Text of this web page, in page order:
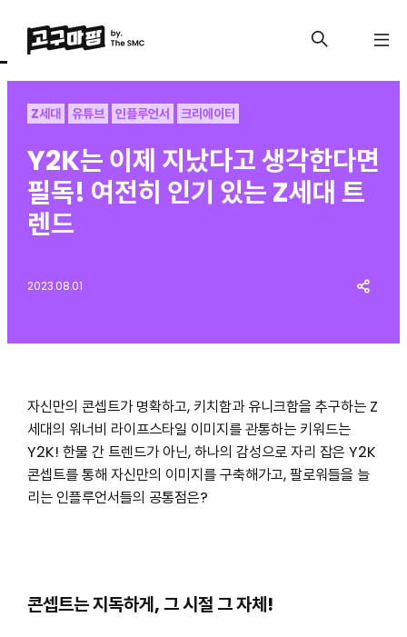
Z세대 유튜브 인플루언서 크리에이터
Y2K는 이제 지났다고 생각한다면
필독! 여전히 인기 있는 Z세대 트
렌드
2023.08.01
자신만의 콘셉트가 명확하고, 키치함과 유니크함을 추구하는 Z
세대의 워너비 라이프스타일 이미지를 관통하는 키워드는
Y2K! 한물 간 트렌드가 아닌, 하나의 감성으로 자리 잡은 Y2K
콘셉트를 통해 자신만의 이미지를 구축해가고, 팔로워들을 늘
리는 인플루언서들의 공통점은?
콘셉트는 지독하게, 그 시절 그 자체!